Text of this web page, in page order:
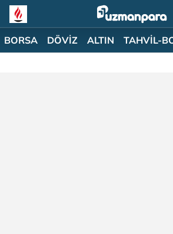
BORSA DÖVİZ ALTIN TAHVİL-